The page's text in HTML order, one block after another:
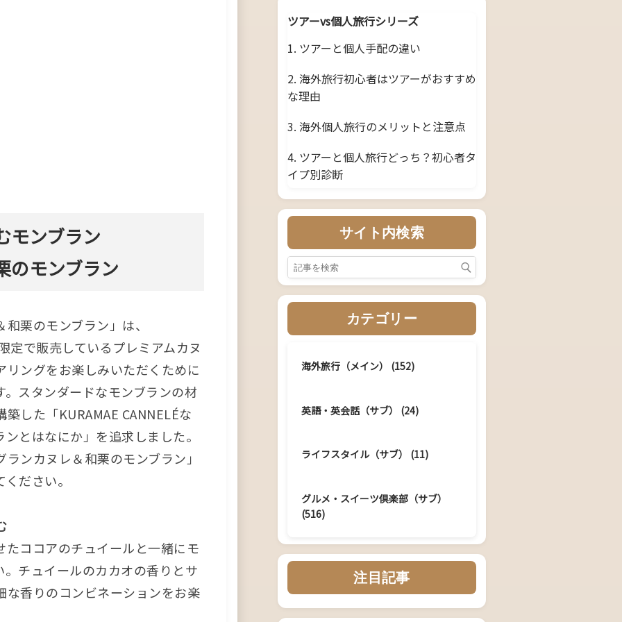
モンブラン
のモンブラン
栗のモンブラン」は、
定で販売しているプレミアムカヌ
ングをお楽しみいただくために
スタンダードなモンブランの材
した「KURAMAE CANNELÉな
とはなにか」を追求しました。
ンカヌレ＆和栗のモンブラン」
ださい。
ココアのチュイールと一緒にモ
チュイールのカカオの香りとサ
な香りのコンビネーションをお楽
ツアーvs個人旅行シリーズ
1. ツアーと個人手配の違い
2. 海外旅行初心者はツアーがおすすめ
な理由
3. 海外個人旅行のメリットと注意点
4. ツアーと個人旅行どっち？初心者タ
イプ別診断
サイト内検索
カテゴリー
海外旅行（メイン） (152)
英語・英会話（サブ） (24)
ライフスタイル（サブ） (11)
グルメ・スイーツ倶楽部（サブ）
(516)
注目記事